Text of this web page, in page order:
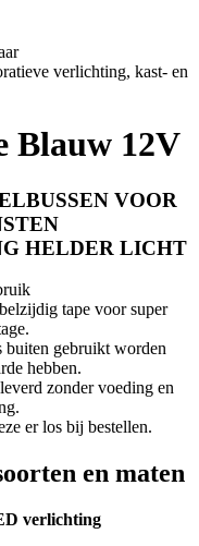
verlichting, kast- en
Blauw 12V
VOOR
HELDER LICHT
tape voor super
buiten gebruikt worden
hebben.
zonder voeding en
er los bij bestellen.
en maten
verlichting